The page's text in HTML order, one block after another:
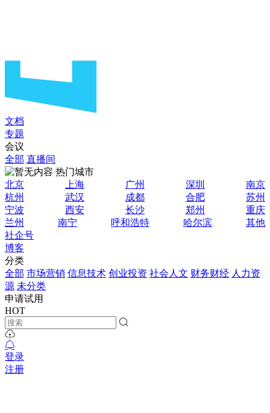
文档
专题
会议
全部 直播间
热门城市
北京
上海 广州 深圳
南京
杭州
武汉 成都 合肥
苏州
宁波
西安 长沙 郑州
重庆
兰州
南宁 呼和浩特 哈尔滨
其他
社企号
博客
分类
全部 市场营销 信息技术 创业投资 社会人文 财务财经 人力资
源 未分类
申请试用
HOT
登录
注册